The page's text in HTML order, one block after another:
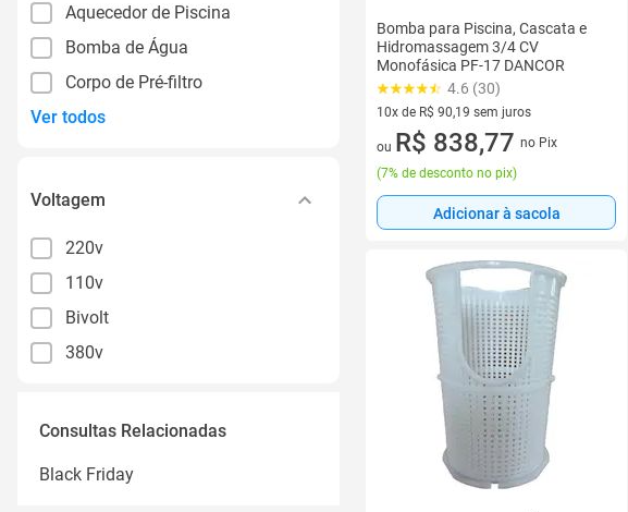
Aquecedor de Piscina
Bomba de Água
Corpo de Pré-filtro
Ver todos
Voltagem
220v
110v
Bivolt
380v
Consultas Relacionadas
Black Friday
Bomba para Piscina, Cascata e
Hidromassagem 3/4 CV
Monofásica PF-17 DANCOR
4.6 (30)
10x de R$ 90,19 sem juros
10 vez de R$ 90,19 sem juros
ou R$ 838,77 no Pix
(7% de desconto no pix)
Adicionar à sacola